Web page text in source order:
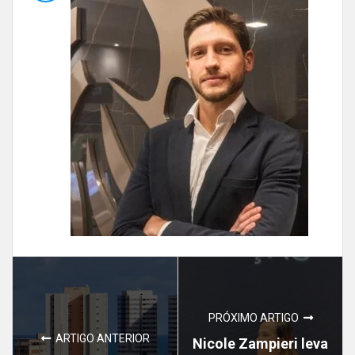
ARTIGO ANTERIOR
PRÓXIMO ARTIGO
Nicole Zampieri leva